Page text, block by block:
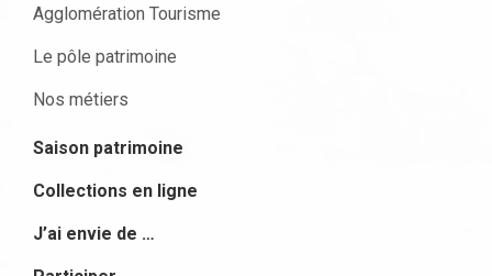
Agglomération Tourisme
Le pôle patrimoine
Nos métiers
Saison patrimoine
Collections en ligne
J’ai envie de …